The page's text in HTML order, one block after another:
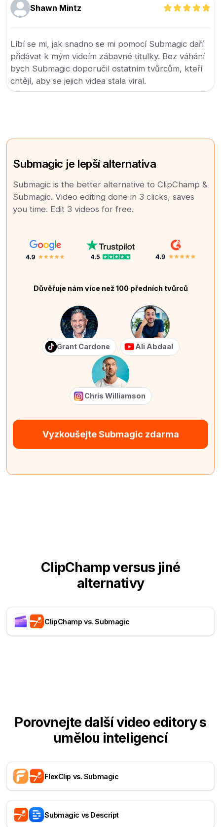
Shawn Mintz
Líbí se mi, jak snadno se mi pomocí Submagic daří
přidávat k mým videím zábavné titulky. Bez váhání
bych Submagic doporučil ostatním tvůrcům, kteří
chtějí, aby se jejich videa stala viral.
Submagic je lepší alternativa
Submagic is the better alternative to ClipChamp &
Submagic. Video editing done in 3 clicks, saves
you time. Edit 3 videos for free.
Důvěřuje nám více než 100 předních tvůrců
Grant Cardone Ali Abdaal
Chris Williamson
Vyzkoušejte Submagic zdarma
ClipChamp versus jiné
alternativy
ClipChamp vs. Submagic
Porovnejte další video editory s
umělou inteligencí
FlexClip vs. Submagic
Submagic vs Descript